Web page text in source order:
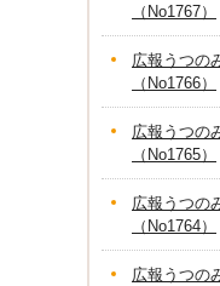
（No1767）
広報うつの
（No1766）
広報うつの
（No1765）
広報うつの
（No1764）
広報うつの